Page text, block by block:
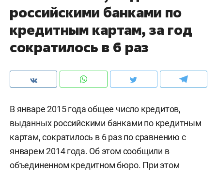
российскими банками по
кредитным картам, за год
сократилось в 6 раз
В январе 2015 года общее число кредитов,
выданных российскими банками по кредитным
картам, сократилось в 6 раз по сравнению с
январем 2014 года. Об этом сообщили в
объединенном кредитном бюро. При этом